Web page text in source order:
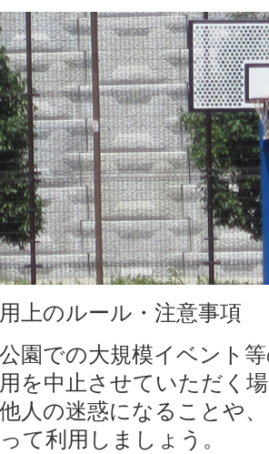
上のルール・注意事項
公園での大規模イベント
を中止させていただく
他人の迷惑になることや
て利用しましょう。